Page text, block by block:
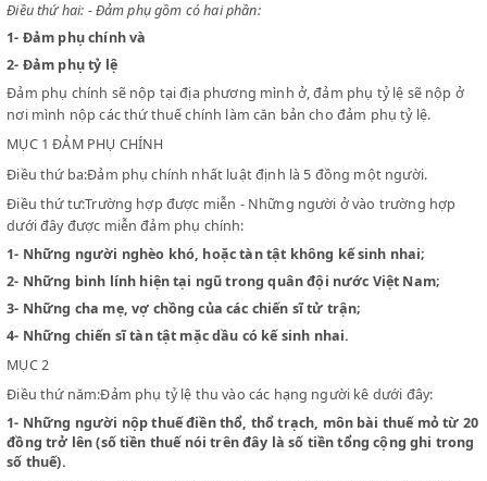
biệt gọi là "Đảm phụ quốc phòng" chỉ thu trong niên khoá 1946.
Đảm phụ quốc phòng thu vào công dân Việt Nam từ đúng 18 tuổi trở
đúng 65 tuổi, bất phân nam nữ, trừ những trường hợp được miễn kê
Điều thứ hai: - Đảm phụ gồm có hai phần:
Đảm phụ chính và
Đảm phụ chính sẽ nộp tại địa phương mình ở, đảm phụ tỷ lệ sẽ
nơi mình nộp các thứ thuế chính làm căn bản cho đảm phụ tỷ lệ.
MỤC 1 ĐẢM PHỤ CHÍNH
Điều thứ ba:Đảm phụ chính nhất luật định là 5 đồng một người.
Điều thứ tư:Trường hợp được miễn - Những người ở vào trường
dưới đây được miễn đảm phụ chính:
1-Những người nghèo khó, hoặc tàn tật không kế sinh nhai;
2-Những binh lính hiện tại ngũ trong quân đội nước Việt
3- Những cha mẹ, vợ chồng của các chiến sĩ tử trận;
4-Những chiến sĩ tàn tật mặc dầu có kế sinh nhai.